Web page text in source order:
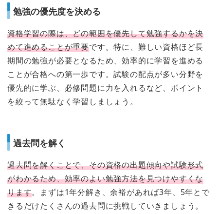
勉強の優先度を決める
資格学習の際は、どの範囲を優先して勉強するかを決
めて進めることが重要です。特に、難しい資格ほど長
期間の勉強が必要となるため、効率的に学習を進める
ことが合格への第一歩です。試験の配点が多い分野を
優先的に学ぶ、必修問題に力を入れるなど、ポイント
を絞って無駄なく学習しましょう。
過去問を解く
過去問を解くことで、その資格の出題傾向や試験形式
がわかるため、効率のよい勉強方法を見つけやすくな
ります。まずは1年分解き、余裕があれば3年、5年とで
きるだけたくさんの過去問に挑戦していきましょう。